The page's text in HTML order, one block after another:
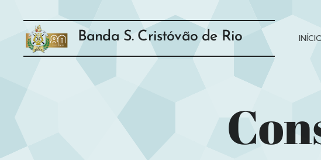
Banda S. Cristóvão de Rio
Tinto